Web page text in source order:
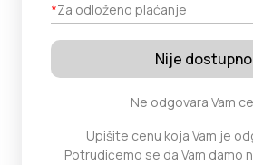
*Za odloženo plaćanje
Nije dostupno
Ne odgovara Vam
Upišite cenu koja Vam je
Potrudićemo se da Vam damo